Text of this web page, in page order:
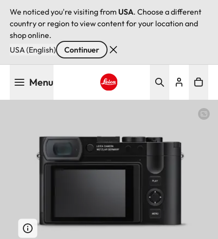
We noticed you're visiting from USA. Choose a different
country or region to view content for your location and
shop online.
USA (English)
Continuer
Menu